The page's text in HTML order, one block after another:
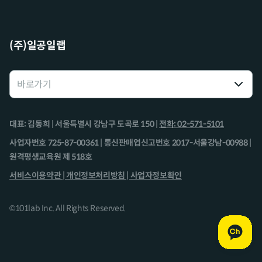
(주)일공일랩
대표: 김동희 | 서울특별시 강남구 도곡로 150 | 전화: 02-571-5101
사업자번호 725-87-00361 | 통신판매업신고번호 2017-서울강남-00988 |
원격평생교육원 제 518호
서비스이용약관 | 개인정보처리방침 | 사업자정보확인
©101lab Inc. All Rights Reserved.